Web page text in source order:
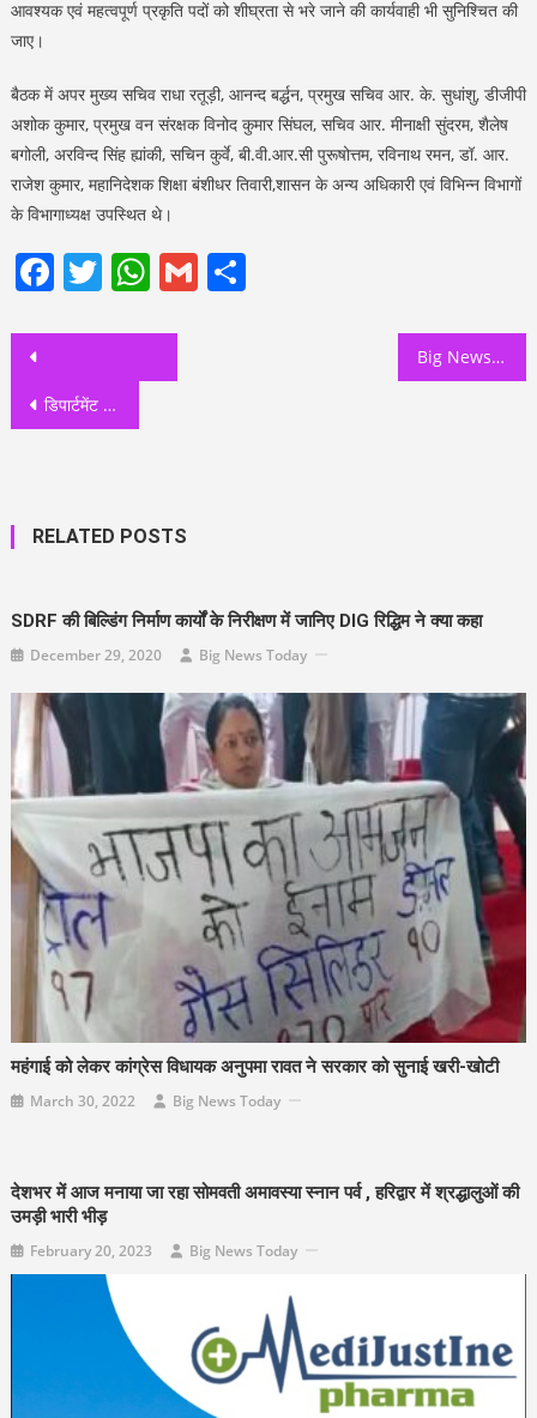
आवश्यक एवं महत्वपूर्ण प्रकृति पदों को शीघ्रता से भरे जाने की कार्यवाही भी सुनिश्चित की
जाए।
बैठक में अपर मुख्य सचिव राधा रतूड़ी, आनन्द बर्द्धन, प्रमुख सचिव आर. के. सुधांशु, डीजीपी
अशोक कुमार, प्रमुख वन संरक्षक विनोद कुमार सिंघल, सचिव आर. मीनाक्षी सुंदरम, शैलेष
बगोली, अरविन्द सिंह ह्यांकी, सचिन कुर्वे, बी.वी.आर.सी पुरूषोत्तम, रविनाथ रमन, डॉ. आर.
राजेश कुमार, महानिदेशक शिक्षा बंशीधर तिवारी,शासन के अन्य अधिकारी एवं विभिन्न विभागों
के विभागाध्यक्ष उपस्थित थे।
Facebook
Twitter
WhatsApp
GmailShare
Post
navigation
डिपार्टमेंट प्रीमियर लीग -2022(D. P. L.) का खेल मंत्री रेखा आर्या ने किया शुभारंभ
Big News-: कपूर खानदान में गूंजी किलकारी, आलिया भट्ट ने बेबी गर्ल को दिया जन्म
RELATED POSTS
SDRF की बिल्डिंग निर्माण कार्यों के निरीक्षण में जानिए DIG रिद्धिम ने क्या कहा
December 29, 2020 Big News Today
महंगाई को लेकर कांग्रेस विधायक अनुपमा रावत ने सरकार को सुनाई खरी-खोटी
March 30, 2022 Big News Today
देशभर में आज मनाया जा रहा सोमवती अमावस्‍या स्‍नान पर्व , हरिद्वार में श्रद्धालुओं की
उमड़ी भारी भीड़
February 20, 2023 Big News Today